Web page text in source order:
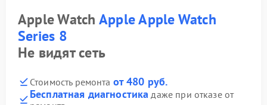
Apple Watch Apple Apple Watch
Series 8
Не видят сеть
Стоимость ремонта от 480 руб.
Бесплатная диагностика даже при отказе от